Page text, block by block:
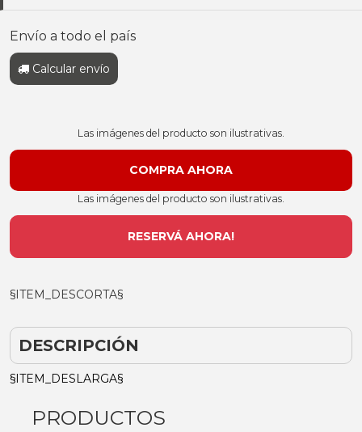
Envío a todo el país
Calcular envío
Las imágenes del producto son ilustrativas.
Las imágenes del producto son ilustrativas.
RESERVÁ AHORA!
§ITEM_DESCORTA§
DESCRIPCIÓN
§ITEM_DESLARGA§
PRODUCTOS